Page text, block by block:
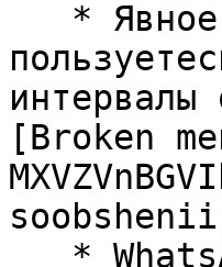
[Broken